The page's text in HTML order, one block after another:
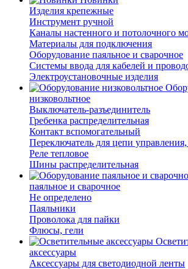
Изделия крепежные
Инструмент ручной
Каналы настенного и потолочного
Материалы для подключения
Оборудование паяльное и сварочное
Системы ввода для кабелей и
Электроустановочные изделия
низковольтное
Выключатель-разъединитель
Гребенка распределительная
Контакт вспомогательный
Переключатель для цепи
Реле тепловое
Шины распределительная
паяльное и сварочное
Не определено
Паяльники
Проволока для пайки
Флюсы, гели
аксессуары
Аксессуары для светодиодной ленты